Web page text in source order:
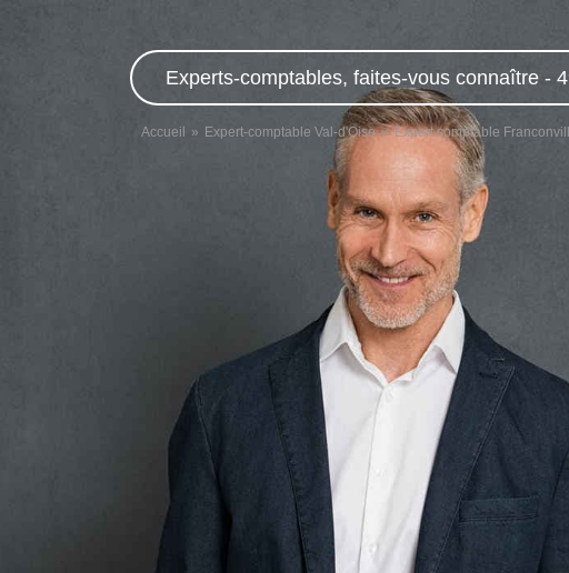
Experts-comptables, faites-vous connaître -
Accueil Expert-comptable Val-d'Oise Expert comptable